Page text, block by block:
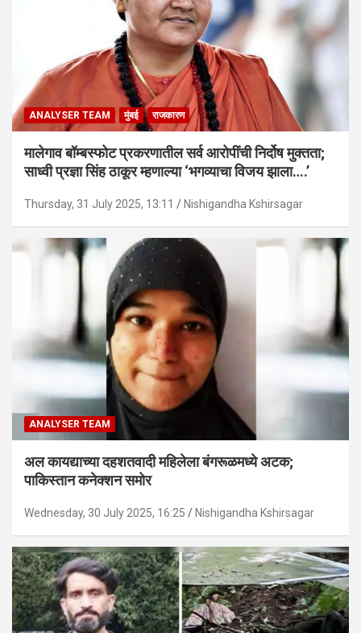
ANALYSER TEAM मुंबई राजकारण
मालेगाव बॉम्बस्फोट प्रकरणातील सर्व आरोपींची निर्दोष मुक्तता;
साध्वी प्रज्ञा सिंह ठाकूर म्हणाल्या ‘भगव्याचा विजय झाला….’
Thursday, 31 July 2025, 13:11 Nishigandha Kshirsagar
ANALYSER TEAM
अल कायद्याच्या दहशतवादी महिलेला बंगरूळमध्ये अटक;
पाकिस्तान कनेक्शन समोर
Wednesday, 30 July 2025, 16:25 Nishigandha Kshirsagar